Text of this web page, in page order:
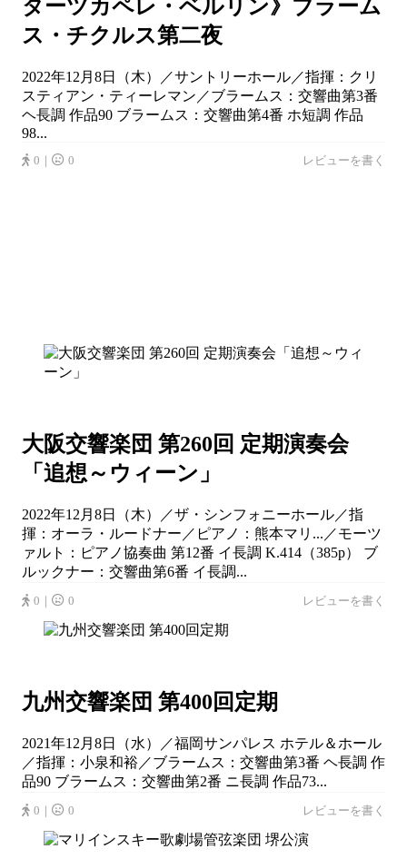
ターツカペレ・ベルリン》ブラーム
ス・チクルス第二夜
2022年12月8日（木）／サントリーホール／指揮：クリ
スティアン・ティーレマン／ブラームス：交響曲第3番
ヘ長調 作品90 ブラームス：交響曲第4番 ホ短調 作品
98...
0｜ 0 レビューを書く
大阪交響楽団 第260回 定期演奏会
「追想～ウィーン」
2022年12月8日（木）／ザ・シンフォニーホール／指
揮：オーラ・ルードナー／ピアノ：熊本マリ...／モーツ
ァルト：ピアノ協奏曲 第12番 イ長調 K.414（385p） ブ
ルックナー：交響曲第6番 イ長調...
0｜ 0 レビューを書く
九州交響楽団 第400回定期
2021年12月8日（水）／福岡サンパレス ホテル＆ホール
／指揮：小泉和裕／ブラームス：交響曲第3番 ヘ長調 作
品90 ブラームス：交響曲第2番 ニ長調 作品73...
0｜ 0 レビューを書く